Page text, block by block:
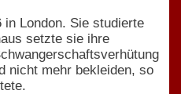
in London. Sie studierte
setzte sie ihre
nicht mehr bekleiden, so